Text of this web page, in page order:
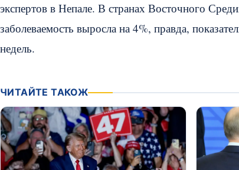
экспертов в Непале. В странах Восточного
заболеваемость выросла на 4%, правда,
недель.
ЧИТАЙТЕ ТАКОЖ